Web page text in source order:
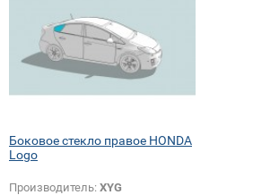
Боковое стекло правое HONDA
Logo
Производитель: XYG